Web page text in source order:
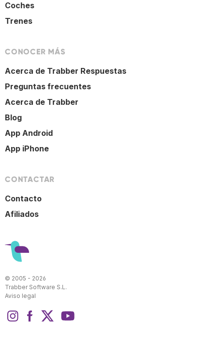
Coches
Trenes
CONOCER MÁS
Acerca de Trabber Respuestas
Preguntas frecuentes
Acerca de Trabber
Blog
App Android
App iPhone
CONTACTAR
Contacto
Afiliados
© 2005 - 2026
Trabber Software S.L.
Aviso legal